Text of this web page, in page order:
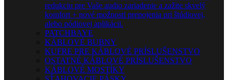
redukciu pre Vaše audio zariadenie a zažite skvelý
komfort + nové možnosti prepojenia pri štúdiovej,
alebo pódiovej aplikácii.
PATCHBAYE
KÁBLOVÉ BUBNY
KUFRE PRE KÁBLOVÉ PRÍSLUŠENSTVO
OSTATNÉ KÁBLOVÉ PRÍSLUŠENSTVO
KÁBLOVÉ MOSTÍKY